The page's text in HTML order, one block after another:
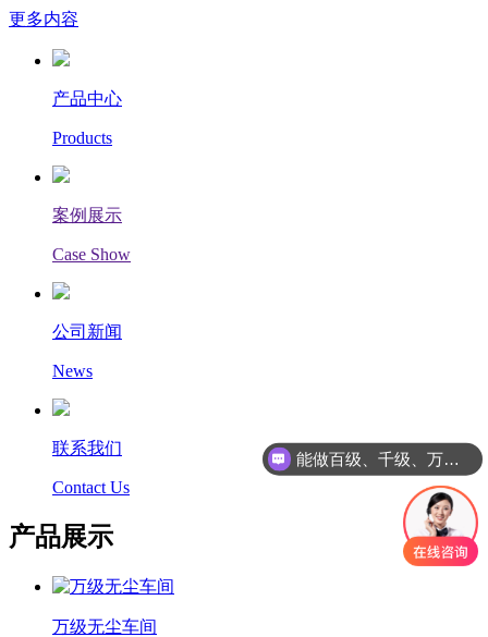
更多内容
产品中心
Products
案例展示
Case Show
公司新闻
News
联系我们
Contact Us
产品展示
万级无尘车间
能做百级、千级、万级、十万级、30万级别的净化车间